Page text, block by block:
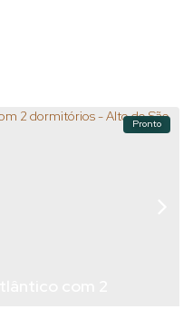
Pronto